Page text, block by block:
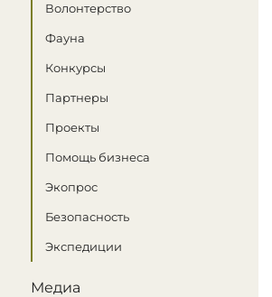
Волонтерство
Фауна
Конкурсы
Партнеры
Проекты
Помощь бизнеса
Экопрос
Безопасность
Экспедиции
Медиа